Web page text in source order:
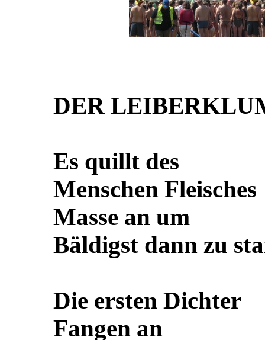
DER
Es quillt des
Menschen Fleisches
Masse an um
Bäldigst dann zu
Die ersten Dichter
Fangen an